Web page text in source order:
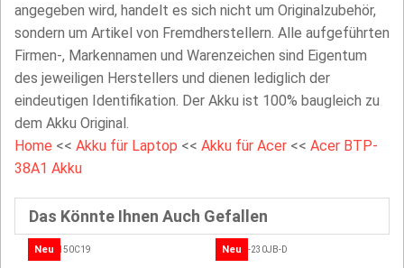
angegeben wird, handelt es sich nicht um Originalzubehör,
sondern um Artikel von Fremdherstellern. Alle aufgeführten
Firmen-, Markennamen und Warenzeichen sind Eigentum
des jeweiligen Herstellers und dienen lediglich der
eindeutigen Identifikation. Der Akku ist 100% baugleich zu
dem Akku Original.
Home << Akku für Laptop << Akku für Acer << Acer BTP-
38A1 Akku
Das Könnte Ihnen Auch Gefallen
Neu Neu